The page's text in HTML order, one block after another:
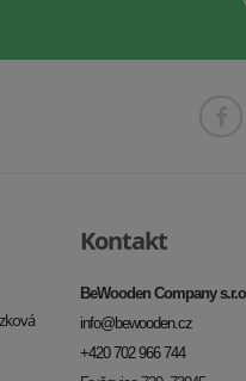
Kontakt
BeWooden Company
info@bewooden.cz
+420 702 966 744